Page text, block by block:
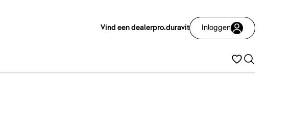
Vind een dealerpro.duravit Inloggen